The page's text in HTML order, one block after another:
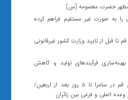
حضرت معصومه (س)
را به صورت غیر مستقیم فراهم کرده
تا قبل از تایید وزارت کشور غیرقانونی
فرآیندهای تولید و کاهش
فعالیت موکب امامزادگان قم در سامرا تا ۵ روز بعد از اربعین/